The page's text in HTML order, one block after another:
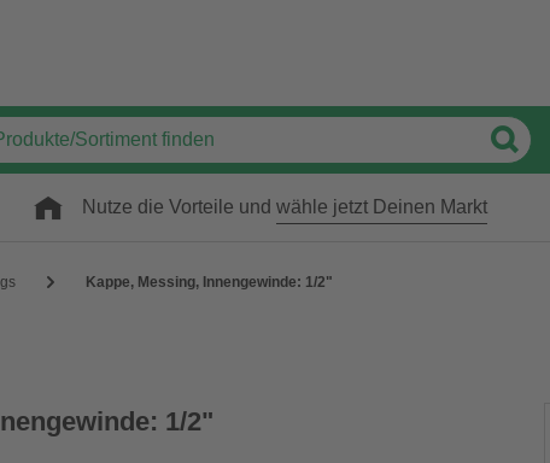
Nutze die Vorteile und wähle jetzt Deinen Markt
Kappe, Messing, Innengewinde: 1/2"
1/2"